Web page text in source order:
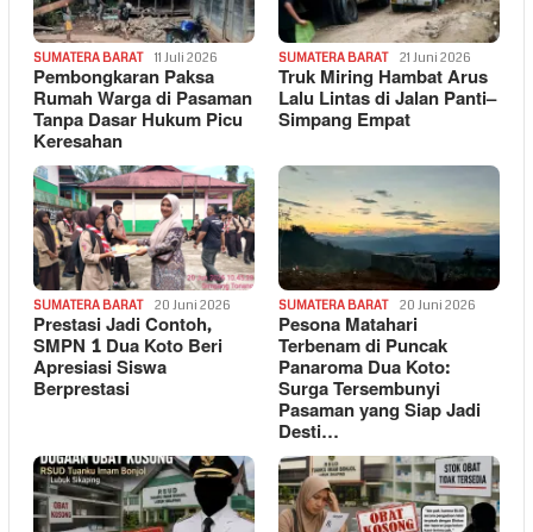
SUMATERA BARAT 11 Juli 2026
Pembongkaran Paksa
Rumah Warga di Pasaman
Tanpa Dasar Hukum Picu
Keresahan
SUMATERA BARAT 21 Juni 2026
Truk Miring Hambat Arus
Lalu Lintas di Jalan Panti–
Simpang Empat
SUMATERA BARAT 20 Juni 2026
Prestasi Jadi Contoh,
SMPN 1 Dua Koto Beri
Apresiasi Siswa
Berprestasi
SUMATERA BARAT 20 Juni 2026
Pesona Matahari
Terbenam di Puncak
Panaroma Dua Koto:
Surga Tersembunyi
Pasaman yang Siap Jadi
Desti…